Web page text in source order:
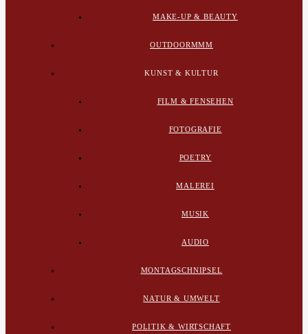
MAKE-UP & BEAUTY
OUTDOORMMM
KUNST & KULTUR
FILM & FENSEHEN
FOTOGRAFIE
POETRY
MALEREI
MUSIK
AUDIO
MONTAGSCHNIPSEL
NATUR & UMWELT
POLITIK & WIRTSCHAFT